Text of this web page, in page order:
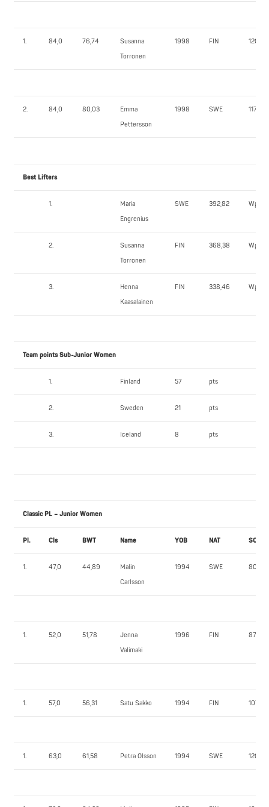
1. 84,0 76,74
Susanna
Torronen
1998 FIN 120,0
2. 84,0 80,03
Emma
Pettersson
1998 SWE 117,5
Best Lifters
1.
Maria
Engrenius
SWE 392,82 Wpts
2.
Susanna
Torronen
FIN 368,38 Wpts
3.
Henna
Kaasalainen
FIN 338,46 Wpts
Team points Sub-Junior Women
1. Finland 57 pts
2. Sweden 21 pts
3. Iceland 8 pts
Classic PL – Junior Women
Pl. Cls BWT Name YOB NAT SQ1
1. 47,0 44,89
Malin
Carlsson
1994 SWE 80,0
1. 52,0 51,78
Jenna
Valimaki
1996 FIN 87,0
1. 57,0 56,31 Satu Sakko 1994 FIN 107,5
1. 63,0 61,58 Petra Olsson 1994 SWE 120,0